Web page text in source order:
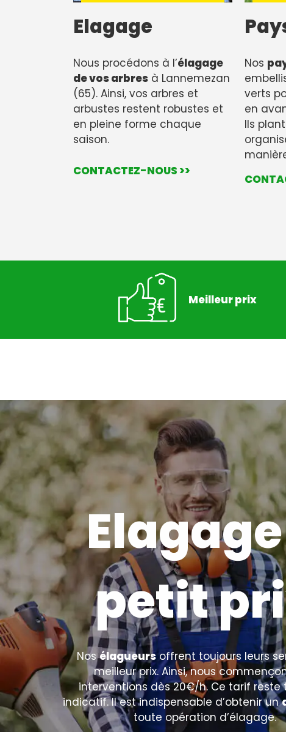
Elagage
Nous procédons à l’élagage
de vos arbres à Lannemezan
(65). Ainsi, vos arbres et
arbustes restent robustes et
en pleine forme chaque
saison.
CONTACTEZ-NOUS >>
Nos
verts
en
Ils
Meilleur prix
petit
Nosélagueursoffrent toujours leurs
meilleur prix. Ainsi, nous
interventions dès 20€/h. Ce tarif reste
indicatif. Il est indispensable d’obtenir un
toute opération d’élagage.